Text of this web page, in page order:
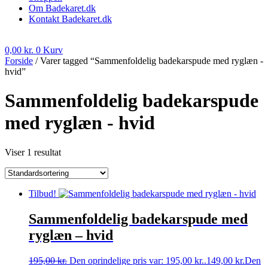
Om Badekaret.dk
Kontakt Badekaret.dk
0,00 kr. 0 Kurv
Forside / Varer tagged “Sammenfoldelig badekarspude med ryglæn -
hvid”
Sammenfoldelig badekarspude
med ryglæn - hvid
Viser 1 resultat
Tilbud!
Sammenfoldelig badekarspude med
ryglæn – hvid
195,00kr. Den oprindelige pris var: 195,00 kr..149,00 kr.Den